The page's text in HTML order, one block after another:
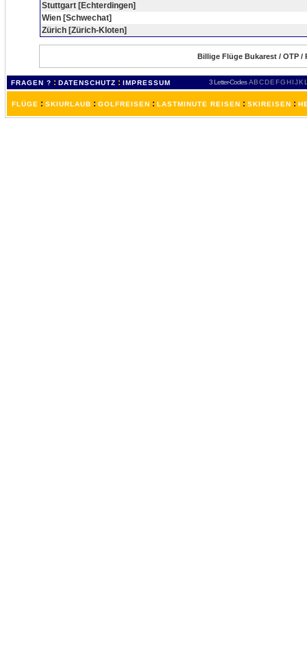
Stuttgart [Echterdingen]
Wien [Schwechat]
Zürich [Zürich-Kloten]
Billige Flüge Bukarest / OTP
FRAGEN ? : DATENSCHUTZ : IMPRESSUM 3 Letter-Codes ABCDEFGH IJKL
FLÜGE : SKIURLAUB : GOLFREISEN : LASTMINUTE REISEN : SKIREISEN :